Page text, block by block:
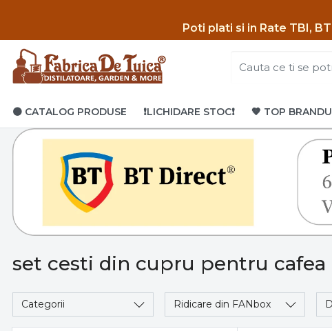
Poti plati si in Rate TBI,
🟤 CATALOG PRODUSE ❗LICHIDARE STOC❗ 🤎 TOP
set cesti din cupru pentru cafea
Categorii Ridicare din FANbox